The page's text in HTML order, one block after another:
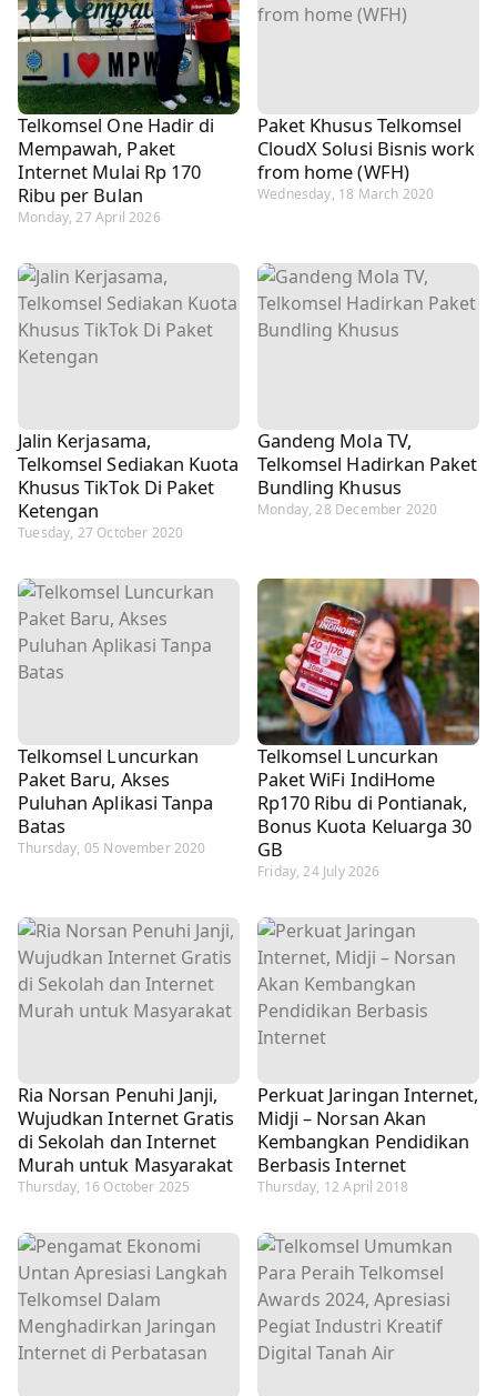
Telkomsel One Hadir di
Mempawah, Paket
Internet Mulai Rp 170
Ribu per Bulan
Monday, 27 April 2026
Paket Khusus Telkomsel
CloudX Solusi Bisnis work
from home (WFH)
Wednesday, 18 March 2020
Jalin Kerjasama,
Telkomsel Sediakan Kuota
Khusus TikTok Di Paket
Ketengan
Tuesday, 27 October 2020
Gandeng Mola TV,
Telkomsel Hadirkan Paket
Bundling Khusus
Monday, 28 December 2020
Telkomsel Luncurkan
Paket Baru, Akses
Puluhan Aplikasi Tanpa
Batas
Thursday, 05 November 2020
Telkomsel Luncurkan
Paket WiFi IndiHome
Rp170 Ribu di Pontianak,
Bonus Kuota Keluarga 30
GB
Friday, 24 July 2026
Ria Norsan Penuhi Janji,
Wujudkan Internet Gratis
di Sekolah dan Internet
Murah untuk Masyarakat
Thursday, 16 October 2025
Perkuat Jaringan Internet,
Midji – Norsan Akan
Kembangkan Pendidikan
Berbasis Internet
Thursday, 12 April 2018